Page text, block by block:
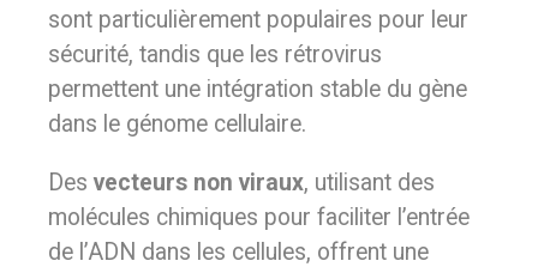
sont particulièrement populaires pour leur
sécurité, tandis que les rétrovirus
permettent une intégration stable du gène
dans le génome cellulaire.
Des vecteurs non viraux, utilisant des
molécules chimiques pour faciliter l’entrée
de l’ADN dans les cellules, offrent une